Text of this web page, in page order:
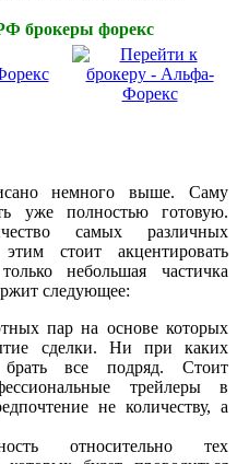
брокеры форекс
немного выше. Саму
уже полностью готовую.
самых различных
стоит акцентировать
небольшая частичка
следующее:
пар на основе которых
сделки. Ни при каких
брать все подряд. Стоит
трейлеры в
не количеству, а
относительно тех